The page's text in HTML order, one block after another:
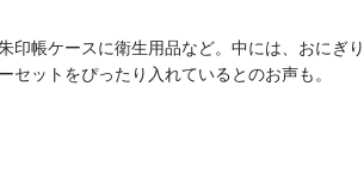
印帳ケースに衛生用品など。中には、おにぎ
セットをぴったり入れているとのお声も。